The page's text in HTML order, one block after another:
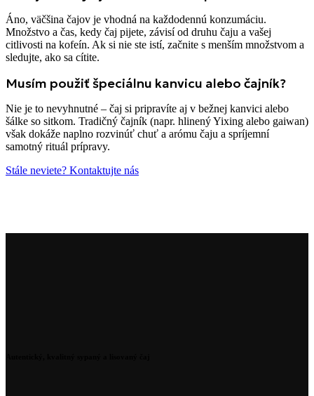
Áno, väčšina čajov je vhodná na každodennú konzumáciu.
Množstvo a čas, kedy čaj pijete, závisí od druhu čaju a vašej
citlivosti na kofeín. Ak si nie ste istí, začnite s menším množstvom a
sledujte, ako sa cítite.
Musím použiť špeciálnu kanvicu alebo čajník?
Nie je to nevyhnutné – čaj si pripravíte aj v bežnej kanvici alebo
šálke so sitkom. Tradičný čajník (napr. hlinený Yixing alebo gaiwan)
však dokáže naplno rozvinúť chuť a arómu čaju a spríjemní
samotný rituál prípravy.
Stále neviete? Kontaktujte nás